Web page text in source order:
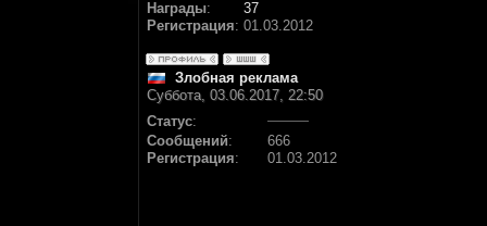
Награды:
37
Регистрация: 01.03.2012
Злобная реклама
Суббота, 03.06.2017, 22:50
Статус:
Сообщений:
666
Регистрация: 01.03.2012